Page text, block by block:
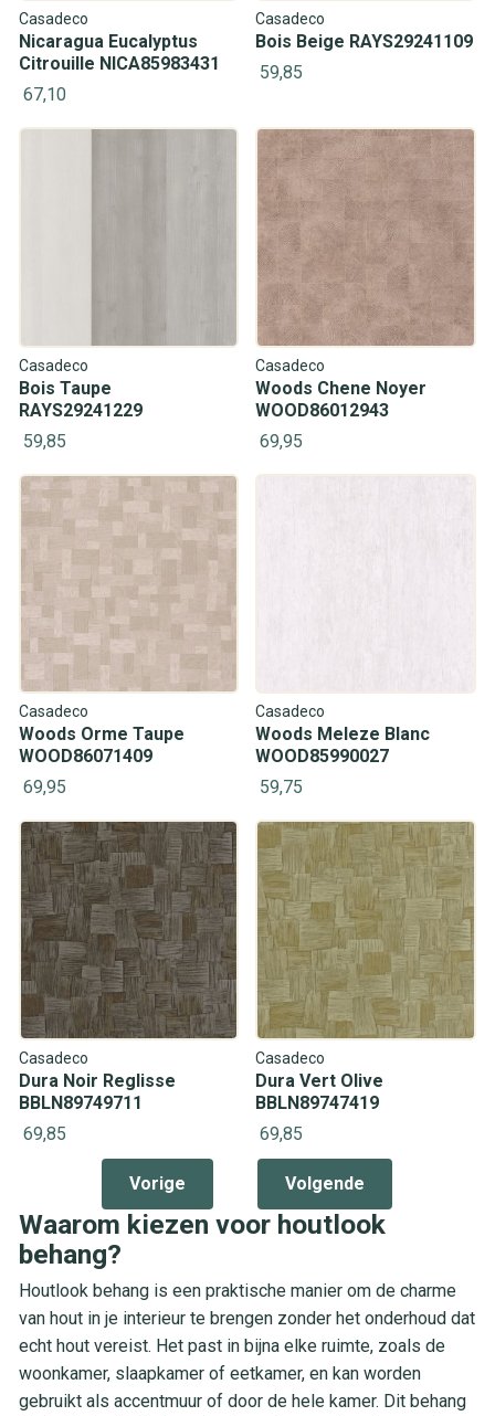
Casadeco
Nicaragua Eucalyptus
Citrouille NICA85983431
67,10
Casadeco
Bois Beige RAYS29241109
59,85
Casadeco
Bois Taupe
RAYS29241229
59,85
Casadeco
Woods Chene Noyer
WOOD86012943
69,95
Casadeco
Woods Orme Taupe
WOOD86071409
69,95
Casadeco
Woods Meleze Blanc
WOOD85990027
59,75
Casadeco
Dura Noir Reglisse
BBLN89749711
69,85
Casadeco
Dura Vert Olive
BBLN89747419
69,85
Vorige Volgende
Waarom kiezen voor houtlook
behang?
Houtlook behang is een praktische manier om de charme
van hout in je interieur te brengen zonder het onderhoud dat
echt hout vereist. Het past in bijna elke ruimte, zoals de
woonkamer, slaapkamer of eetkamer, en kan worden
gebruikt als accentmuur of door de hele kamer. Dit behang